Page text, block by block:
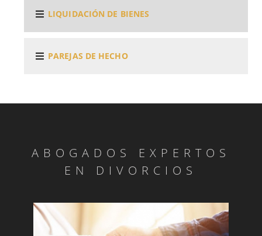
LIQUIDACIÓN DE BIENES
PAREJAS DE HECHO
ABOGADOS EXPERTOS
EN DIVORCIOS